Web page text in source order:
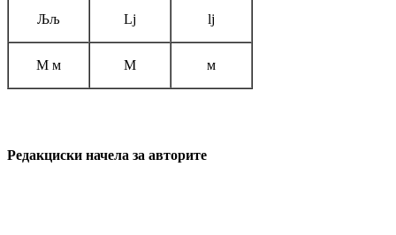
Љљ Lj lj
М м М м
Редакциски начела за авторите